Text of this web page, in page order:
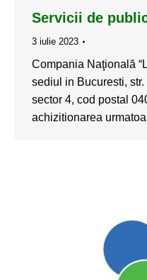
Servicii de
3 iulie 2023
Compania Naţională
sediul in Bucuresti,
sector 4, cod postal
achizitionarea